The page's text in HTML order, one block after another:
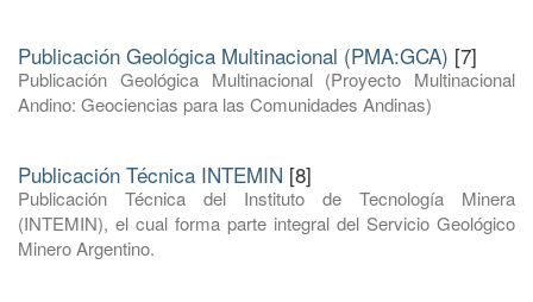
Publicación Geológica Multinacional (PMA:GCA) [7]
Publicación Geológica Multinacional (Proyecto Multinacional
Andino: Geociencias para las Comunidades Andinas)
Publicación Técnica INTEMIN [8]
Publicación Técnica del Instituto de Tecnología Minera
(INTEMIN), el cual forma parte integral del Servicio Geológico
Minero Argentino.